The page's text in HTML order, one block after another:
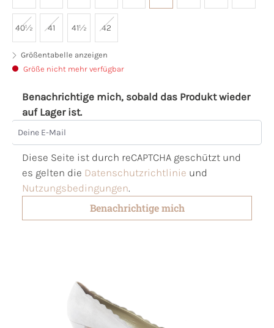
40½ 41 41½ 42
Größentabelle anzeigen
Größe nicht mehr verfügbar
Benachrichtige mich, sobald das Produkt wieder
auf Lager ist.
Deine E-Mail
Diese Seite ist durch reCAPTCHA geschützt und
es gelten die Datenschutzrichtlinie und
Nutzungsbedingungen.
Benachrichtige mich